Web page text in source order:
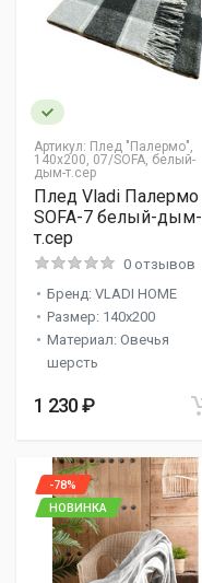
Артикул: Плед "Палермо",
140х200, 07/SOFA, белый-
дым-т.сер
Плед Vladi Палермо
SOFA-7 белый-дым-
т.сер
0 отзывов
Бренд: VLADI HOME
Размер: 140x200
Материал: Овечья
шерсть
1 230 ₽
-78%
НОВИНКА